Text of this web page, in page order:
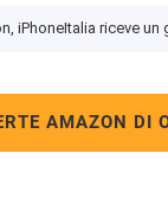
iPhoneItalia riceve
AMAZON DI